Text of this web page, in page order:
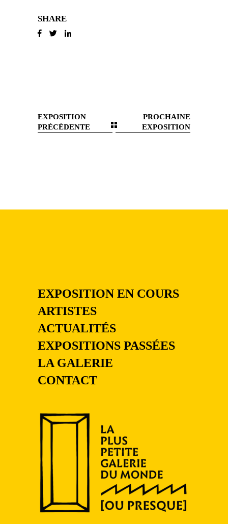
SHARE
EXPOSITION
PRÉCÉDENTE
PROCHAINE
EXPOSITION
EXPOSITION EN COURS
ARTISTES
ACTUALITÉS
EXPOSITIONS PASSÉES
LA GALERIE
CONTACT